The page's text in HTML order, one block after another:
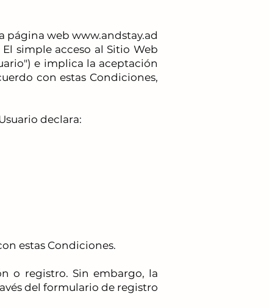
página web www.andstay.ad
simple acceso al Sitio Web
e implica la aceptación
con estas Condiciones,
declara:
estas Condiciones.
o registro. Sin embargo, la
del formulario de registro